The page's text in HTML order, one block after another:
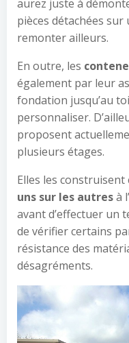
aurez juste à
pièces détachées
remonter ailleurs.
En outre, les
également par leur
fondation jusqu’au
personnaliser.
proposent
plusieurs étages.
Elles les
uns sur les autresà
avant d’effectuer un
de vérifier certains
résistance des
désagréments.